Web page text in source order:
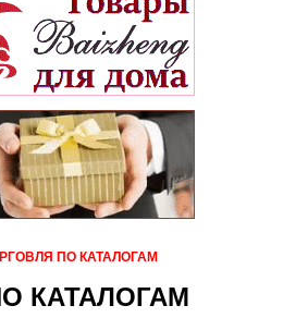
ПО КАТАЛОГАМ
КАТАЛОГАМ